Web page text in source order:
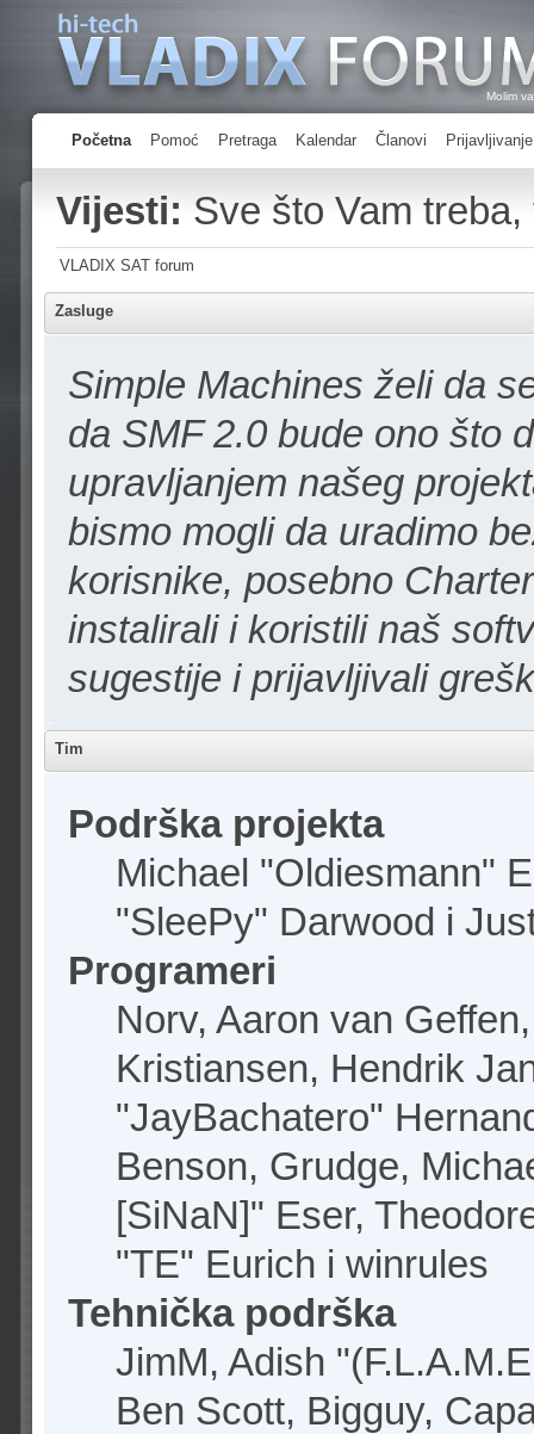
Molim
Početna Pomoć Pretraga Kalendar Članovi Prijavljivanje
Vijesti: Sve što Vam
VLADIX SAT forum
Zasluge
Simple Machines želi da
da SMF 2.0 bude ono što
upravljanjem našeg
bismo mogli da uradimo
korisnike, posebno
instalirali i koristili naš
sugestije i prijavljivali
Tim
Podrška projekta
Michael "Oldiesmann"
"SleePy" Darwood i
Programeri
Norv, Aaron van
Kristiansen, Hendrik
"JayBachatero"
Benson, Grudge,
[SiNaN]" Eser,
"TE" Eurich i winrules
Tehnička podrška
JimM, Adish
Ben Scott, Bigguy,